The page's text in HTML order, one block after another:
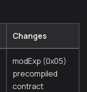
Changes
modExp (0x05)
precompiled
contract